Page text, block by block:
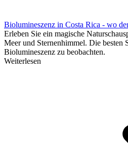
Biolumineszenz in Costa Rica - wo
Erleben Sie ein magische
Meer und Sternenhimmel. Die besten
Biolumineszenz zu beobachten.
Weiterlesen